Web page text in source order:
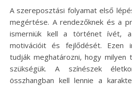
A szereposztási folyamat első
megértése. A rendezőknek és a
ismerniük kell a történet ívét,
motivációit és fejlődését. Ezen
tudják meghatározni, hogy milyen
szükségük. A színészek
összhangban kell lennie a